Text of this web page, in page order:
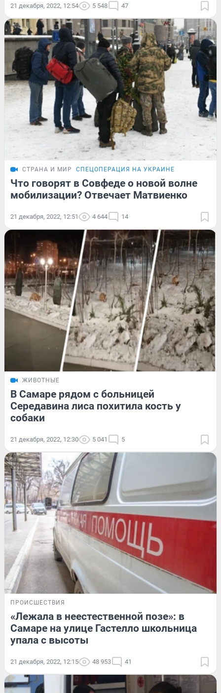
21 декабря, 2022, 12:54 5 548 47
СТРАНА И МИР СПЕЦОПЕРАЦИЯ НА УКРАИНЕ
Что говорят в Совфеде о новой волне
мобилизации? Отвечает Матвиенко
21 декабря, 2022, 12:51 4 644 14
ЖИВОТНЫЕ
В Самаре рядом с больницей
Середавина лиса похитила кость у
собаки
21 декабря, 2022, 12:30 5 041 5
ПРОИСШЕСТВИЯ
«Лежала в неестественной позе»: в
Самаре на улице Гастелло школьница
упала с высоты
21 декабря, 2022, 12:15 48 953 41